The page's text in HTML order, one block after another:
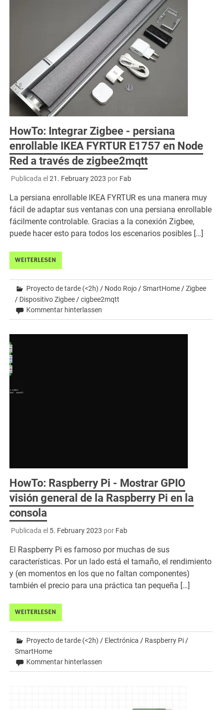
HowTo: Integrar Zigbee - persiana
enrollable IKEA FYRTUR E1757 en Node
Red a través de zigbee2mqtt
Publicada el 21. February 2023 por Fab
La persiana enrollable IKEA FYRTUR es una manera muy
fácil de adaptar sus ventanas con una persiana enrollable
fácilmente controlable. Gracias a la conexión Zigbee,
puede hacer esto para todos los escenarios posibles […]
WEITERLESEN
Proyecto de tarde (<2h) / Nodo Rojo /SmartHome /Zigbee
/ Dispositivo Zigbee /cigbee2mqtt
Kommentar hinterlassen
HowTo: Raspberry Pi - Mostrar GPIO
visión general de la Raspberry Pi en la
consola
Publicada el 5. February 2023 por Fab
El Raspberry Pi es famoso por muchas de sus
características. Por un lado está el tamaño, el rendimiento
y (en momentos en los que no faltan componentes)
también el precio para una práctica tan pequeña […]
WEITERLESEN
Proyecto de tarde (<2h) / Electrónica / Raspberry Pi /
SmartHome
Kommentar hinterlassen